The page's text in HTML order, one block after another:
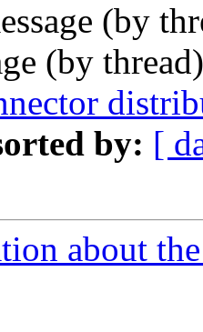
(by
(by
by: [
about